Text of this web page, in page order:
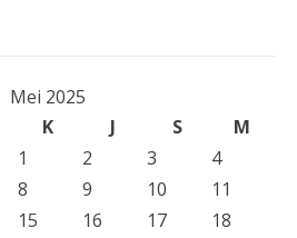
Mei 2025
K J S
M
1
2 3
4
8 9 10
11
15 16 17
18